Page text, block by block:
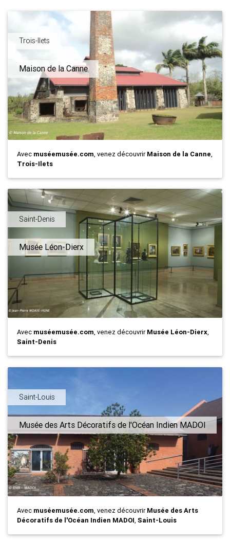
Trois-Ilets
Maison de la Canne
Avec muséemusée.com, venez découvrirMaison de la Canne,
Trois-Ilets
Saint-Denis
Musée Léon-Dierx
Avec muséemusée.com, venez découvrirMusée Léon-Dierx,
Saint-Denis
Saint-Louis
Musée des Arts Décoratifs de l'Océan Indien MADOI
Avec muséemusée.com, venez découvrirMusée des Arts
Décoratifs de l'Océan Indien MADOI, Saint-Louis